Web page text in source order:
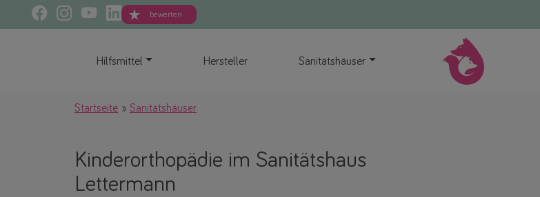
bewerten
Hilfsmittel Hersteller Sanitätshäuser
Startseite Sanitätshäuser
Kinderorthopädie im Sanitätshaus
Lettermann